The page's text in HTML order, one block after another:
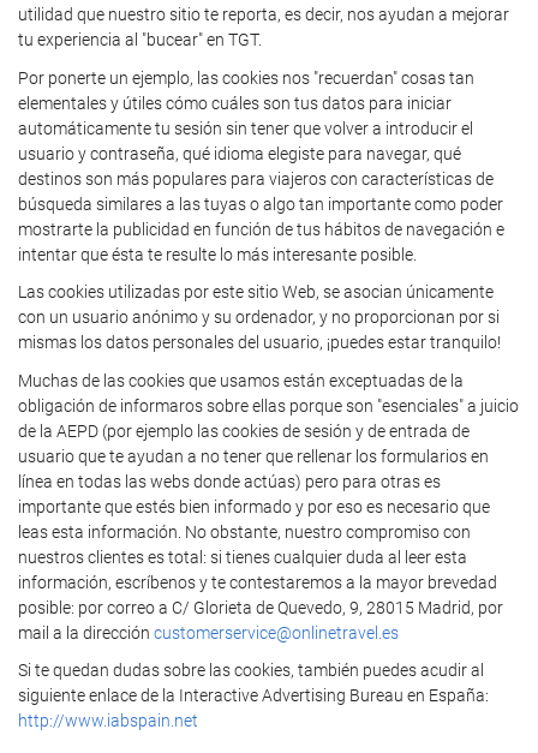
utilidad que nuestro sitio te reporta, es decir, nos ayudan a mejorar
tu experiencia al "bucear" en TGT.
Por ponerte un ejemplo, las cookies nos "recuerdan" cosas tan
elementales y útiles cómo cuáles son tus datos para iniciar
automáticamente tu sesión sin tener que volver a introducir el
usuario y contraseña, qué idioma elegiste para navegar, qué
destinos son más populares para viajeros con características de
búsqueda similares a las tuyas o algo tan importante como poder
mostrarte la publicidad en función de tus hábitos de navegación e
intentar que ésta te resulte lo más interesante posible.
Las cookies utilizadas por este sitio Web, se asocian únicamente
con un usuario anónimo y su ordenador, y no proporcionan por si
mismas los datos personales del usuario, ¡puedes estar tranquilo!
Muchas de las cookies que usamos están exceptuadas de la
obligación de informaros sobre ellas porque son "esenciales" a juicio
de la AEPD (por ejemplo las cookies de sesión y de entrada de
usuario que te ayudan a no tener que rellenar los formularios en
línea en todas las webs donde actúas) pero para otras es
importante que estés bien informado y por eso es necesario que
leas esta información. No obstante, nuestro compromiso con
nuestros clientes es total: si tienes cualquier duda al leer esta
información, escríbenos y te contestaremos a la mayor brevedad
posible: por correo a C/ Glorieta de Quevedo, 9, 28015 Madrid, por
mail a la dirección customerservice@onlinetravel.es
Si te quedan dudas sobre las cookies, también puedes acudir al
siguiente enlace de la Interactive Advertising Bureau en España:
http://www.iabspain.net